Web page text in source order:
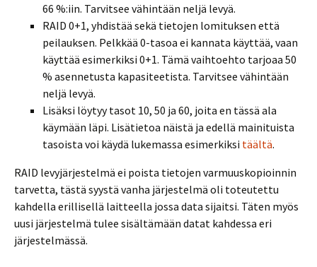
66 %:iin. Tarvitsee vähintään neljä levyä.
RAID 0+1, yhdistää sekä tietojen lomituksen että
peilauksen. Pelkkää 0-tasoa ei kannata käyttää, vaan
käyttää esimerkiksi 0+1. Tämä vaihtoehto tarjoaa 50
% asennetusta kapasiteetista. Tarvitsee vähintään
neljä levyä.
Lisäksi löytyy tasot 10, 50 ja 60, joita en tässä ala
käymään läpi. Lisätietoa näistä ja edellä mainituista
tasoista voi käydä lukemassa esimerkiksi täältä.
RAID levyjärjestelmä ei poista tietojen varmuuskopioinnin
tarvetta, tästä syystä vanha järjestelmä oli toteutettu
kahdella erillisellä laitteella jossa data sijaitsi. Täten myös
uusi järjestelmä tulee sisältämään datat kahdessa eri
järjestelmässä.